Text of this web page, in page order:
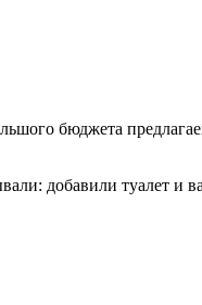
бюджета
добавили туалет и